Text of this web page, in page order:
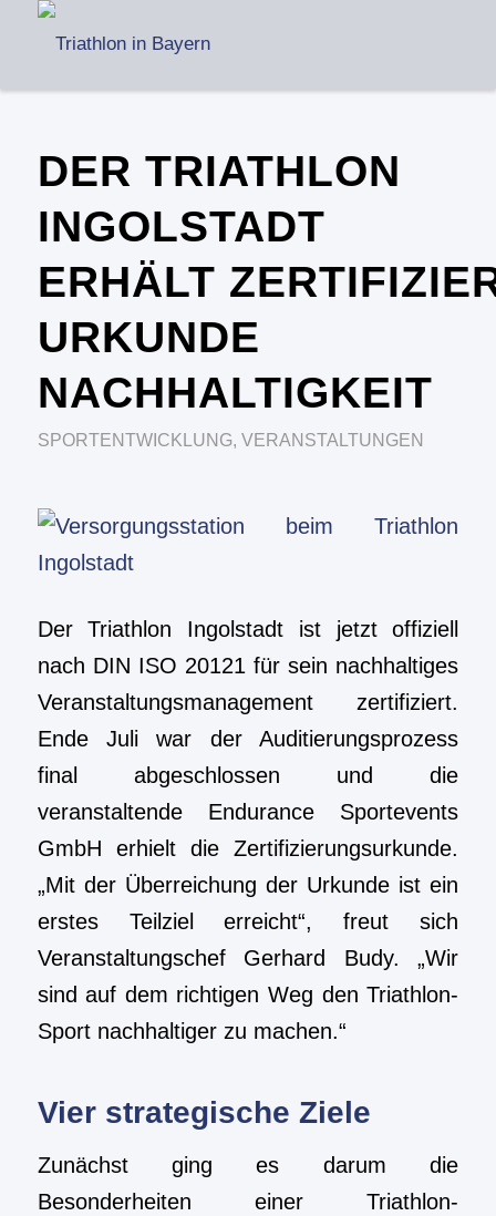
DER TRIATHLON
INGOLSTADT
ERHÄLT
URKUNDE
NACHHALTIGKEIT
SPORTENTWICKLUNG, VERANSTALTUNGEN
Der Triathlon Ingolstadt ist jetzt offiziell
nach DIN ISO 20121 für sein nachhaltiges
Veranstaltungsmanagement zertifiziert.
Ende Juli war der Auditierungsprozess
final abgeschlossen und die
veranstaltende Endurance Sportevents
GmbH erhielt die Zertifizierungsurkunde.
„Mit der Überreichung der Urkunde ist ein
erstes Teilziel erreicht“, freut sich
Veranstaltungschef Gerhard Budy. „Wir
sind auf dem richtigen Weg den Triathlon-
Sport nachhaltiger zu machen.“
Vier strategische Ziele
Zunächst ging es darum die
Besonderheiten einer Triathlon-